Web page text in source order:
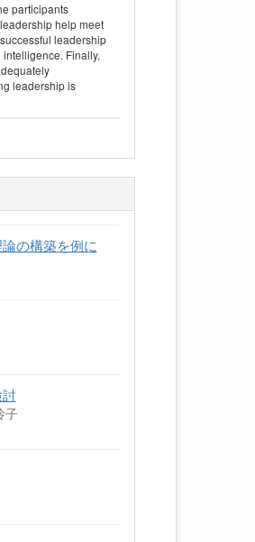
participants
help meet
leadership
Finally,
leadership is
の構築を例に
子